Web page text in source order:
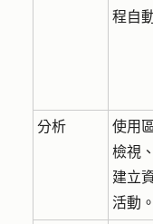
程自
分析
使用
檢視
建立
活動。